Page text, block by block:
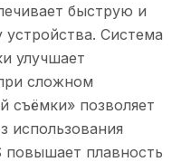
быструю и
устройства. Система
улучшает
сложном
позволяет
использования
плавность